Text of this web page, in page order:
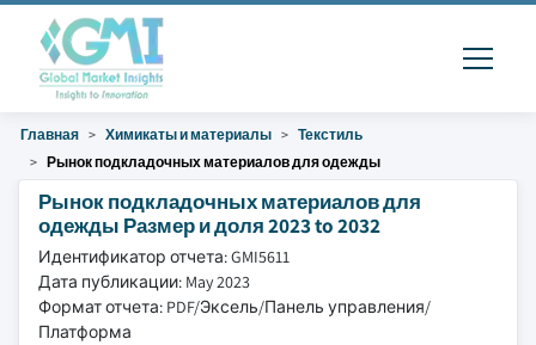
Главная Химикаты и материалы
Текстиль
Рынок подкладочных материалов для одежды
Рынок подкладочных материалов для
одежды Размер и доля 2023 to 2032
Идентификатор отчета: GMI5611
Дата публикации: May 2023
Формат отчета: PDF/Эксель/Панель управления/
Платформа